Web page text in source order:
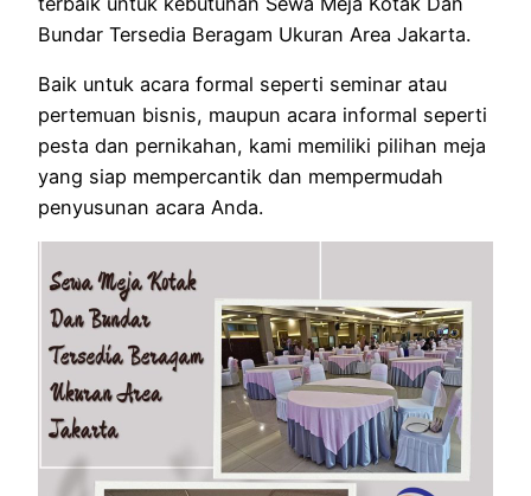
Bundar Tersedia Beragam Ukuran Area Jakarta.
Baik untuk acara formal seperti seminar atau
pertemuan bisnis, maupun acara informal seperti
pesta dan pernikahan, kami memiliki pilihan meja
yang siap mempercantik dan mempermudah
penyusunan acara Anda.